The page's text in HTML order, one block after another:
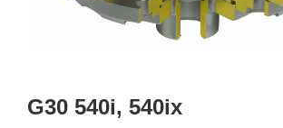
G30 540i, 540ix